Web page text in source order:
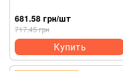
681.58 грн/шт
717.45 грн
Купить